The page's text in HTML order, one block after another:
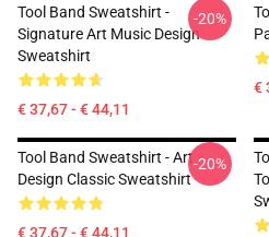
Tool Band Sweatshirt -
Signature Art Music Design
Sweatshirt
€ 37,67 - € 44,11
-20%
€
Tool Band Sweatshirt - Art
Design Classic Sweatshirt
€ 37,67 - € 44,11
-20%